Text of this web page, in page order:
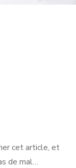
cet article, et
de mal…